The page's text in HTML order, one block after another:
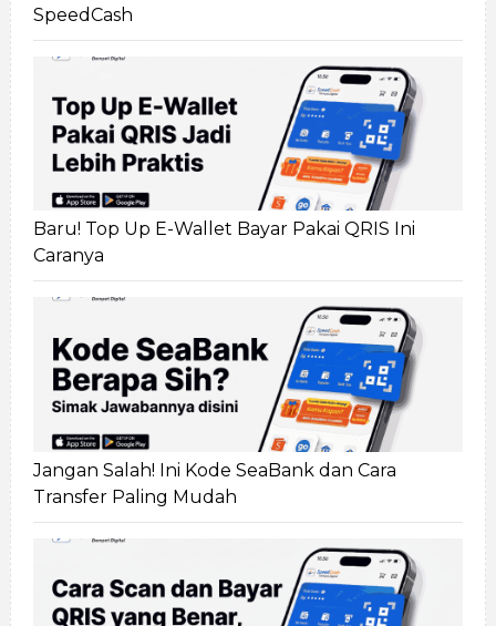
SpeedCash
Baru! Top Up E-Wallet Bayar Pakai QRIS Ini
Caranya
Jangan Salah! Ini Kode SeaBank dan Cara
Transfer Paling Mudah